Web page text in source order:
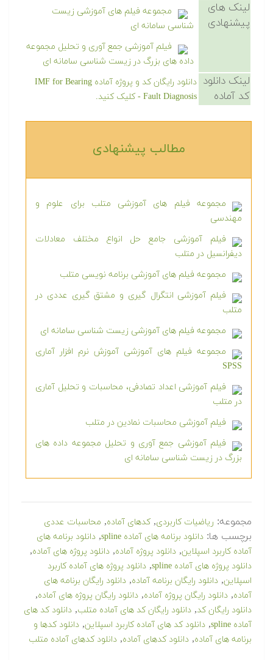
لینک های
پیشنهادی
مجموعه فیلم های آموزشی زیست
شناسی سامانه ای
فیلم آموزشی جمع آوری و تحلیل مجموعه
داده های بزرگ در زیست شناسی سامانه ای
لینک دانلود
کد آماده
دانلود رایگان کد و پروژه آماده IMF for Bearing
Fault Diagnosis - کلیک کنید.
مطالب پیشنهادی‎
مجموعه فیلم های آموزشی متلب برای علوم و
مهندسی
فیلم آموزشی جامع حل انواع مختلف معادلات
دیفرانسیل در متلب
مجموعه فیلم های آموزشی برنامه نویسی متلب
فیلم آموزشی انتگرال گیری و مشتق گیری عددی در
متلب
مجموعه فیلم های آموزشی زیست شناسی سامانه ای
مجموعه فیلم های آموزشی آموزش نرم افزار آماری
SPSS
فیلم آموزشی اعداد تصادفی، محاسبات و تحلیل آماری
در متلب
فیلم آموزشی محاسبات نمادین در متلب
فیلم آموزشی جمع آوری و تحلیل مجموعه داده های
بزرگ در زیست شناسی سامانه ای
مجموعه: ریاضیات کاربردی,کدهای آماده, محاسبات عددی
برچسب ها: دانلود برنامه های آماده spline , دانلود برنامه های
آماده کاربرد اسپلاین, دانلود پروژه آماده, دانلود پروژه های آماده,
دانلود پروژه های آماده spline , دانلود پروژه های آماده کاربرد
اسپلاین, دانلود رایگان برنامه آماده, دانلود رایگان برنامه های
آماده, دانلود رایگان پروژه آماده, دانلود رایگان پروژه های آماده,
دانلود رایگان کد, دانلود رایگان کد های آماده متلب, دانلود کد های
آماده spline
, دانلود کد های آماده کاربرد اسپلاین, دانلود کدها و
برنامه های آماده, دانلود کدهای آماده, دانلود کدهای آماده متلب